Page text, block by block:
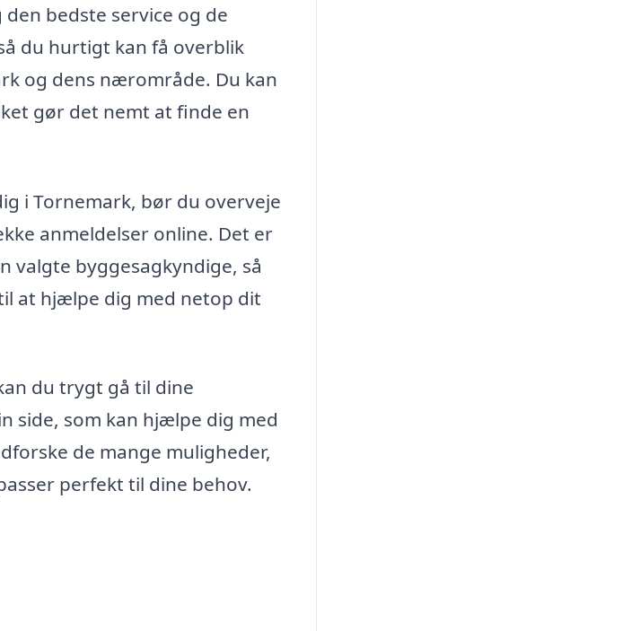
bedste service og de
du hurtigt kan få overblik
og dens nærområde. Du kan
gør det nemt at finde en
i Tornemark, bør du overveje
anmeldelser online. Det er
valgte byggesagkyndige, så
at hjælpe dig med netop dit
du trygt gå til dine
side, som kan hjælpe dig med
de mange muligheder,
perfekt til dine behov.